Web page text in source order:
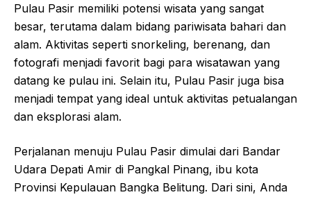
Pulau Pasir memiliki potensi wisata yang sangat
besar, terutama dalam bidang pariwisata bahari dan
alam. Aktivitas seperti snorkeling, berenang, dan
fotografi menjadi favorit bagi para wisatawan yang
datang ke pulau ini. Selain itu, Pulau Pasir juga bisa
menjadi tempat yang ideal untuk aktivitas petualangan
dan eksplorasi alam.
Perjalanan menuju Pulau Pasir dimulai dari Bandar
Udara Depati Amir di Pangkal Pinang, ibu kota
Provinsi Kepulauan Bangka Belitung. Dari sini, Anda